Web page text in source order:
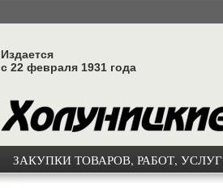
Издается
с 22 февраля 1931 года
ЗАКУПКИ ТОВАРОВ, РАБОТ, УСЛУГ